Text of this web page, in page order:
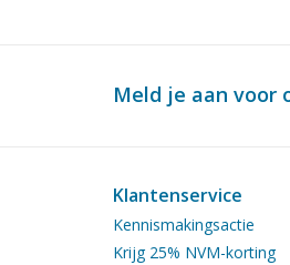
Meld je aan voor
Klantenservice
Kennismakingsactie
Krijg 25% NVM-korting